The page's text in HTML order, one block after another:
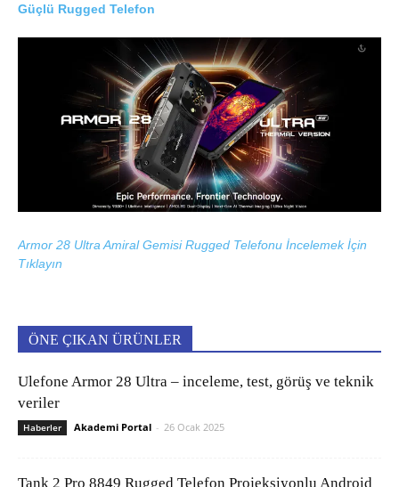
Güçlü Rugged Telefon
Armor 28 Ultra Amiral Gemisi Rugged Telefonu İncelemek İçin
Tıklayın
ÖNE ÇIKAN ÜRÜNLER
Ulefone Armor 28 Ultra – inceleme, test, görüş ve teknik
veriler
Haberler Akademi Portal - 26 Ocak 2025
Tank 2 Pro 8849 Rugged Telefon Projeksiyonlu Android